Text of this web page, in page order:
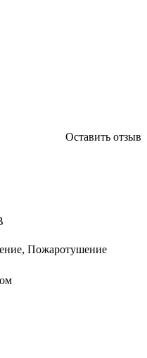
Оставить отзыв
Пожаротушение